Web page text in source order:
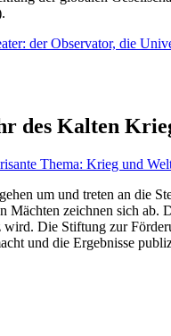
der Observator, die
des Kalten
Thema: Krieg und
um und treten an die
Mächten zeichnen sich
Die Stiftung zur
und die Ergebnisse